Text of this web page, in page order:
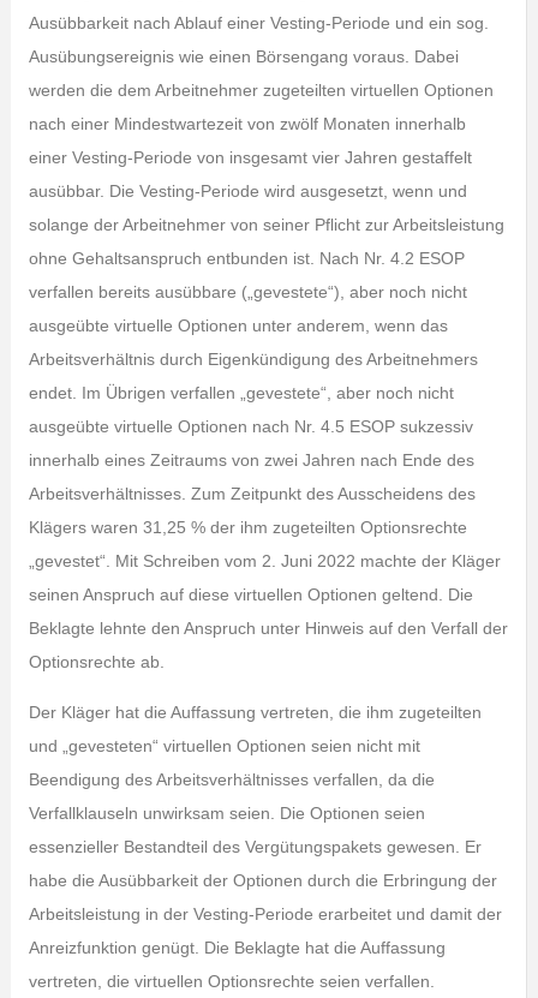
Ausübbarkeit nach Ablauf einer Vesting-Periode und ein sog.
Ausübungsereignis wie einen Börsengang voraus. Dabei
werden die dem Arbeitnehmer zugeteilten virtuellen Optionen
nach einer Mindestwartezeit von zwölf Monaten innerhalb
einer Vesting-Periode von insgesamt vier Jahren gestaffelt
ausübbar. Die Vesting-Periode wird ausgesetzt, wenn und
solange der Arbeitnehmer von seiner Pflicht zur Arbeitsleistung
ohne Gehaltsanspruch entbunden ist. Nach Nr. 4.2 ESOP
verfallen bereits ausübbare („gevestete“), aber noch nicht
ausgeübte virtuelle Optionen unter anderem, wenn das
Arbeitsverhältnis durch Eigenkündigung des Arbeitnehmers
endet. Im Übrigen verfallen „gevestete“, aber noch nicht
ausgeübte virtuelle Optionen nach Nr. 4.5 ESOP sukzessiv
innerhalb eines Zeitraums von zwei Jahren nach Ende des
Arbeitsverhältnisses. Zum Zeitpunkt des Ausscheidens des
Klägers waren 31,25 % der ihm zugeteilten Optionsrechte
„gevestet“. Mit Schreiben vom 2. Juni 2022 machte der Kläger
seinen Anspruch auf diese virtuellen Optionen geltend. Die
Beklagte lehnte den Anspruch unter Hinweis auf den Verfall der
Optionsrechte ab.
Der Kläger hat die Auffassung vertreten, die ihm zugeteilten
und „gevesteten“ virtuellen Optionen seien nicht mit
Beendigung des Arbeitsverhältnisses verfallen, da die
Verfallklauseln unwirksam seien. Die Optionen seien
essenzieller Bestandteil des Vergütungspakets gewesen. Er
habe die Ausübbarkeit der Optionen durch die Erbringung der
Arbeitsleistung in der Vesting-Periode erarbeitet und damit der
Anreizfunktion genügt. Die Beklagte hat die Auffassung
vertreten, die virtuellen Optionsrechte seien verfallen.